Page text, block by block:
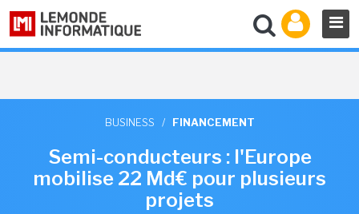
BUSINESS / FINANCEMENT
Semi-conducteurs : l'Europe
mobilise 22 Md€ pour plusieurs
projets